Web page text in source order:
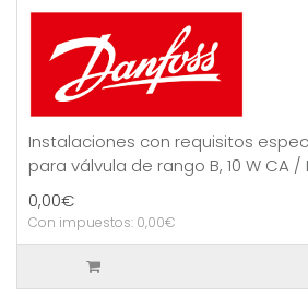
Instalaciones con requisitos
para válvula de rango B, 10 W CA /
0,00€
Con impuestos: 0,00€